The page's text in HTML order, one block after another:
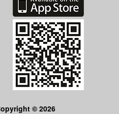
© 2026